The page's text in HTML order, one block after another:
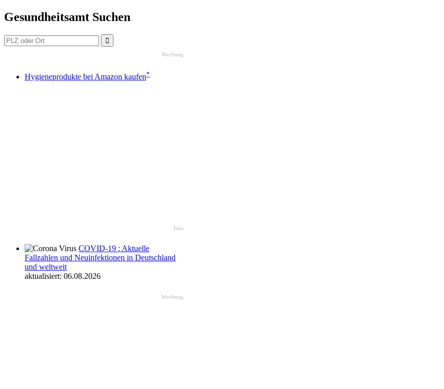
Gesundheitsamt Suchen
Werbung
Hygieneprodukte bei Amazon kaufen*
Info
COVID-19 : Aktuelle
Fallzahlen und Neuinfektionen in Deutschland
und weltweit
aktualisiert: 06.08.2026
Werbung